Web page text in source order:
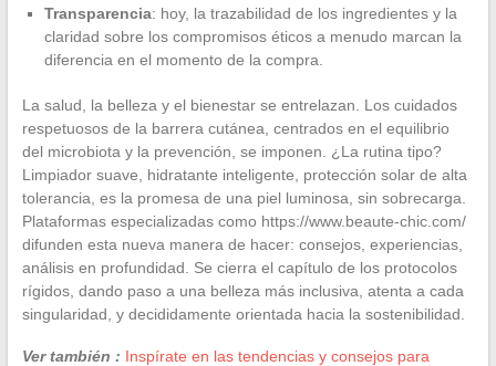
Transparencia: hoy, la trazabilidad de los ingredientes y la
claridad sobre los compromisos éticos a menudo marcan la
diferencia en el momento de la compra.
La salud, la belleza y el bienestar se entrelazan. Los cuidados
respetuosos de la barrera cutánea, centrados en el equilibrio
del microbiota y la prevención, se imponen. ¿La rutina tipo?
Limpiador suave, hidratante inteligente, protección solar de alta
tolerancia, es la promesa de una piel luminosa, sin sobrecarga.
Plataformas especializadas como https://www.beaute-chic.com/
difunden esta nueva manera de hacer: consejos, experiencias,
análisis en profundidad. Se cierra el capítulo de los protocolos
rígidos, dando paso a una belleza más inclusiva, atenta a cada
singularidad, y decididamente orientada hacia la sostenibilidad.
Ver también : Inspírate en las tendencias y consejos para